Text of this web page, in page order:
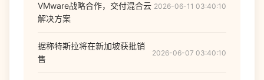
VMware战略合作，交付混合云
解决方案
2026-06-11 03:40:10
据称特斯拉将在新加坡获批销
售
2026-06-07 03:40:10